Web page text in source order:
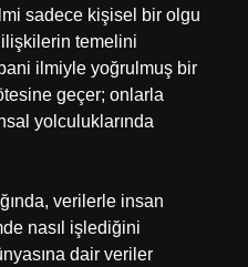
sadece kişisel bir olgu
temelini
ilmiyle yoğrulmuş bir
geçer; onlarla
yolculuklarında
verilerle insan
nasıl işlediğini
dair veriler